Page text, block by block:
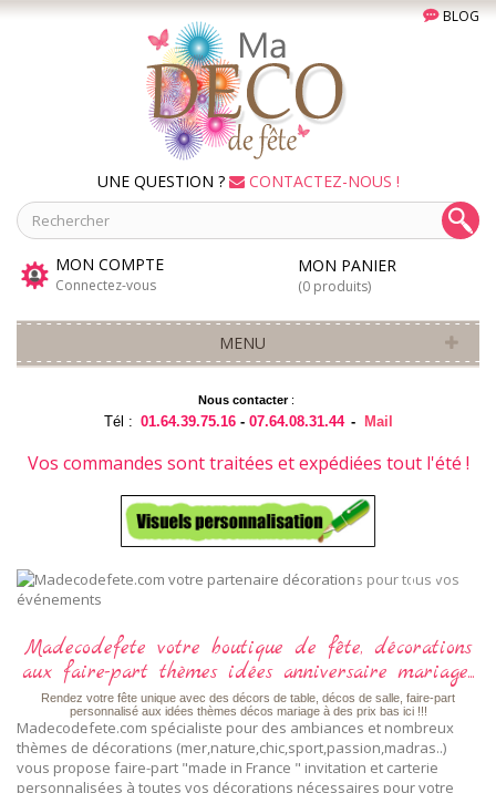
BLOG
UNE QUESTION ? CONTACTEZ-NOUS !
MON COMPTE
Connectez-vous
MON PANIER
(0 produits)
MENU
Nous contacter:
Tél : 01.64.39.75.16 -07.64.08.31.44 - Mail
Vos commandes sont traitées et expédiées tout l'été !
Madecodefete votre boutique de fête, décorations
aux faire-part thèmes idées anniversaire mariage...
Rendez votre fête unique avec des décors de table, décos de salle, faire-part
personnalisé aux idées thèmes décos mariage à des prix bas ici !!!
Madecodefete.com spécialiste pour des ambiances et nombreux
thèmes de décorations (mer,nature,chic,sport,passion,madras..)
vous propose faire-part "made in France " invitation et carterie
personnalisées à toutes vos décorations nécessaires pour votre